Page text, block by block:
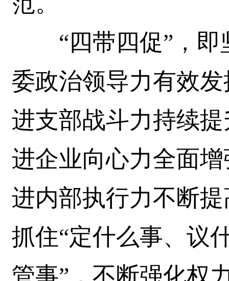
“四带四促”，即
委政治领导力有效
进支部战斗力持续
进企业向心力全面
进内部执行力不断
抓住“定什么事、议